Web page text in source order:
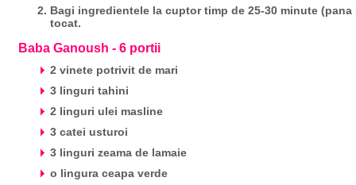
Bagi ingredientele la cuptor timp de 25-30 minute
tocat.
Baba Ganoush - 6 portii
2 vinete potrivit de mari
3 linguri tahini
2 linguri ulei masline
3 catei usturoi
3 linguri zeama de lamaie
o lingura ceapa verde